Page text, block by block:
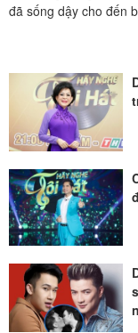
đã sống dậy cho đến